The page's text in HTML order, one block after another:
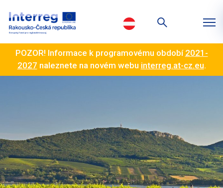
POZOR! Informace k programovému období 2021-
2027 naleznete na novém webu interreg.at-cz.eu.